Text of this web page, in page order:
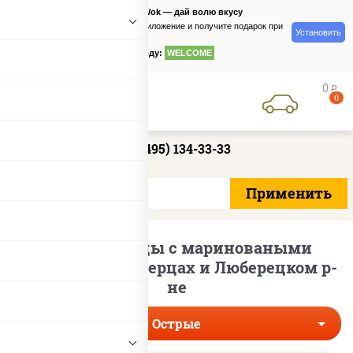
PizzaSushiWok — дай волю вкусу
Скачайте приложение и получите подарок при
по промокоду: WELCOME
Установить
0 руб
0
+7 (495) 134-33-33
Острые пиццы с мариноваными
огурцами в Люберцах и Люберецком р-
не
Острые